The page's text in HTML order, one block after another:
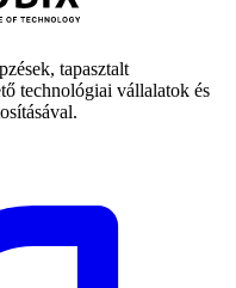
tapasztalt
technológiai vállalatok és